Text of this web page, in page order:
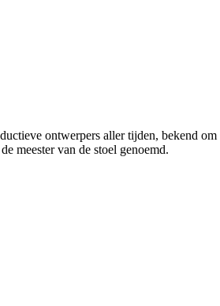
ontwerpers aller tijden, bekend
meester van de stoel genoemd.